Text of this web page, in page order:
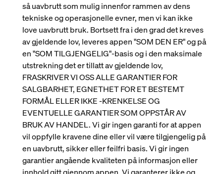
så uavbrutt som mulig innenfor rammen av dens
tekniske og operasjonelle evner, men vi kan ikke
love uavbrutt bruk. Bortsett fra i den grad det kreves
av gjeldende lov, leveres appen "SOM DEN ER" og på
en "SOM TILGJENGELIG"-basis og i den maksimale
utstrekning det er tillatt av gjeldende lov,
FRASKRIVER VI OSS ALLE GARANTIER FOR
SALGBARHET, EGNETHET FOR ET BESTEMT
FORMÅL ELLER IKKE -KRENKELSE OG
EVENTUELLE GARANTIER SOM OPPSTÅR AV
BRUK AV HANDEL. Vi gir ingen garanti for at appen
vil oppfylle kravene dine eller vil være tilgjengelig på
en uavbrutt, sikker eller feilfri basis. Vi gir ingen
garantier angående kvaliteten på informasjon eller